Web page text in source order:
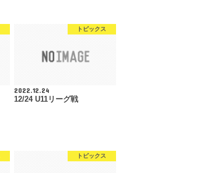
トピックス
2022.12.24
12/24 U11リーグ戦
トピックス